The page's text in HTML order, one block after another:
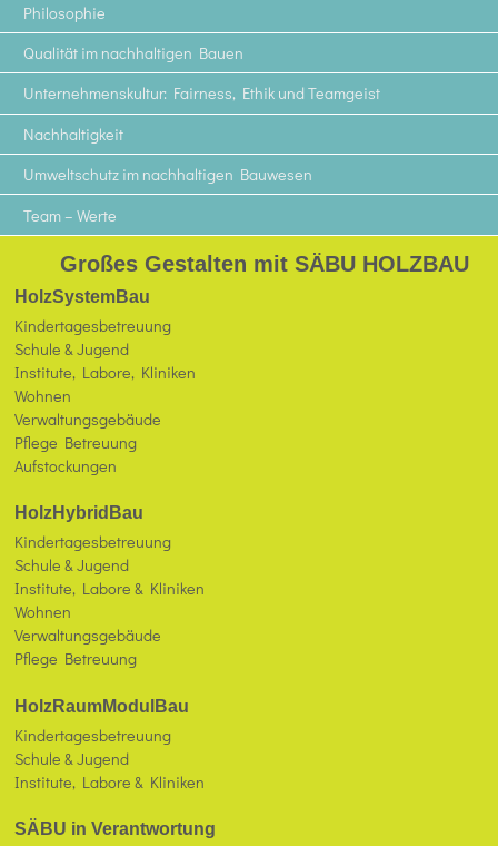
Philosophie
Qualität im nachhaltigen Bauen
Unternehmenskultur: Fairness, Ethik und Teamgeist
Nachhaltigkeit
Umweltschutz im nachhaltigen Bauwesen
Team – Werte
Großes Gestalten mit SÄBU HOLZBAU
HolzSystemBau
Kindertagesbetreuung
Schule & Jugend
Institute, Labore, Kliniken
Wohnen
Verwaltungsgebäude
Pflege Betreuung
Aufstockungen
HolzHybridBau
Kindertagesbetreuung
Schule & Jugend
Institute, Labore & Kliniken
Wohnen
Verwaltungsgebäude
Pflege Betreuung
HolzRaumModulBau
Kindertagesbetreuung
Schule & Jugend
Institute, Labore & Kliniken
SÄBU in Verantwortung